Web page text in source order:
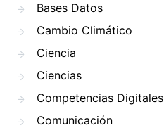
Bases Datos
Cambio Climático
Ciencia
Ciencias
Competencias Digitales
Comunicación